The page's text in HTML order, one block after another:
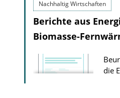
Nachhaltig Wirtschaften
Berichte aus
Biomasse-
die